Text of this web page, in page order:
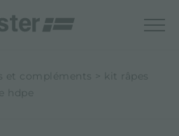
et compléments
kit râpes
hdpe